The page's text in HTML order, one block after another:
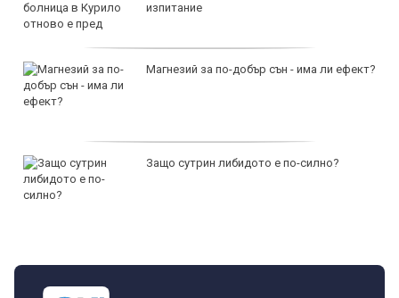
изпитание
Магнезий за по-добър сън - има ли ефект?
Защо сутрин либидото е по-силно?